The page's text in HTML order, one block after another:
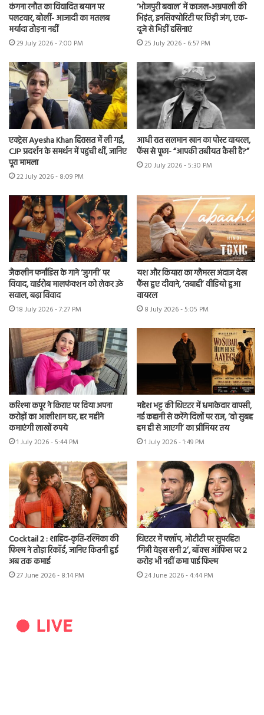
कंगना रनौत का विवादित बयान पर
पलटवार, बोलीं- आजादी का मतलब
मर्यादा तोड़ना नहीं
29 July 2026 - 7:00 PM
‘भोजपुरी बवाल’ में काजल-अम्रपाली की
भिड़ंत, इनसिक्योरिटी पर छिड़ी जंग, एक-
दूजे से भिड़ीं हसिनाएं
25 July 2026 - 6:57 PM
एक्ट्रेस Ayesha Khan हिरासत में ली गईं,
CJP प्रदर्शन के समर्थन में पहुंची थीं, जानिए
पूरा मामला
22 July 2026 - 8:09 PM
आधी रात सलमान खान का पोस्ट वायरल,
फैंस से पूछा- “आपकी तबीयत कैसी है?”
20 July 2026 - 5:30 PM
जैकलीन फर्नांडिस के गाने ‘जुगनी’ पर
विवाद, वार्डरोब मालफंक्शन को लेकर उठे
सवाल, बढ़ा विवाद
18 July 2026 - 7:27 PM
यश और कियारा का ग्लैमरस अंदाज देख
फैंस हुए दीवाने, ‘तबाही’ वीडियो हुआ
वायरल
8 July 2026 - 5:05 PM
करिश्मा कपूर ने किराए पर दिया अपना
करोड़ों का आलीशान घर, हर महीने
कमाएंगी लाखों रुपये
1 July 2026 - 5:44 PM
महेश भट्ट की थिएटर में धमाकेदार वापसी,
नई कहानी से करेंगे दिलों पर राज, ‘वो सुबह
हम ही से आएगी’ का प्रीमियर तय
1 July 2026 - 1:49 PM
Cocktail 2 : शाहिद-कृति-रश्मिका की
फिल्म ने तोड़ा रिकॉर्ड, जानिए कितनी हुई
अब तक कमाई
27 June 2026 - 8:14 PM
थिएटर में फ्लॉप, ओटीटी पर सुपरहिट!
‘गिन्नी वेड्स सनी 2’, बॉक्स ऑफिस पर 2
करोड़ भी नहीं कमा पाई फिल्म
24 June 2026 - 4:44 PM